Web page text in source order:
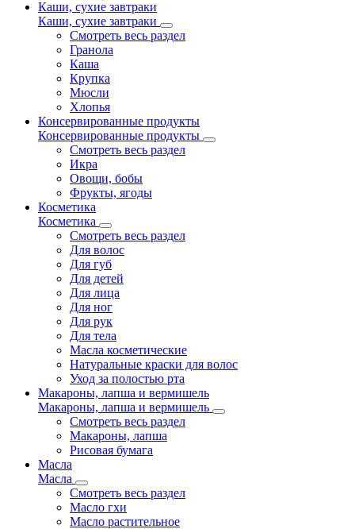
Каши, сухие завтраки
Каши, сухие завтраки
Смотреть весь раздел
Гранола
Каша
Крупка
Мюсли
Хлопья
Консервированные продукты
Консервированные продукты
Смотреть весь раздел
Икра
Овощи, бобы
Фрукты, ягоды
Косметика
Косметика
Смотреть весь раздел
Для волос
Для губ
Для детей
Для лица
Для ног
Для рук
Для тела
Масла косметические
Натуральные краски для волос
Уход за полостью рта
Макароны, лапша и вермишель
Макароны, лапша и вермишель
Смотреть весь раздел
Макароны, лапша
Рисовая бумага
Масла
Масла
Смотреть весь раздел
Масло гхи
Масло растительное